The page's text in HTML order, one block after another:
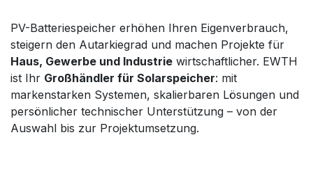
PV-Batteriespeicher erhöhen Ihren Eigenverbrauch,
steigern den Autarkiegrad und machen Projekte für
Haus, Gewerbe und Industrie wirtschaftlicher. EWTH
ist Ihr Großhändler für Solarspeicher: mit
markenstarken Systemen, skalierbaren Lösungen und
persönlicher technischer Unterstützung – von der
Auswahl bis zur Projektumsetzung.